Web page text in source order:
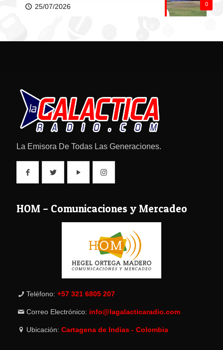
0
25/07/2026
La Emisora De Todas Las Generaciones.
HOM – Comunicaciones y Mercadeo
Teléfono: +57 321 6805 207
Correo Electrónico: info@lagalacticaradio.com
Ubicación: Cartagena de Indias - Colombia